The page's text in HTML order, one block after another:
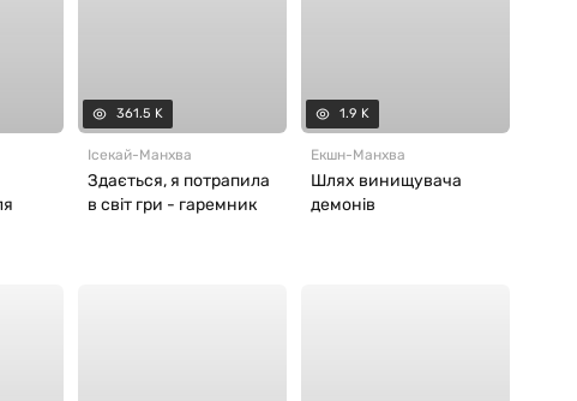
361.5 K
Ісекай-Манхва
Здається, я потрапила
в світ гри - гаремник
1.9 K
Екшн-Манхва
Шлях винищувача
демонів